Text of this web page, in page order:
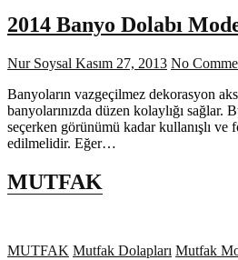
2014 Banyo Dolabı
Nur Soysal Kasım 27, 2013 No
Banyoların vazgeçilmez dekorasyon
banyolarınızda düzen kolaylığı sağlar.
seçerken görünümü kadar kullanışlı ve
edilmelidir. Eğer…
MUTFAK
MUTFAK Mutfak Dolapları Mutfak